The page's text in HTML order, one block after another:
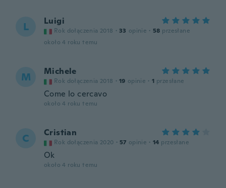
L Luigi
Rok dołączenia 2018 · 33 opinie · 58 przesłane
około 4 roku temu
M Michele
Rok dołączenia 2018 · 19 opinie · 1 przesłane
Come lo cercavo
około 4 roku temu
C Cristian
Rok dołączenia 2020 · 57 opinie · 14 przesłane
Ok
około 4 roku temu